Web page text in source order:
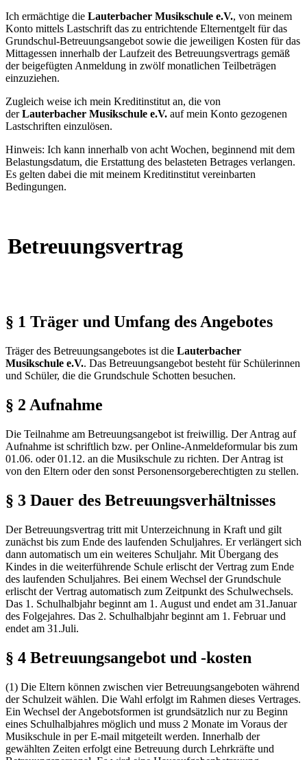
Ich ermächtige die Lauterbacher Musikschule e.V., von meinem
Konto mittels Lastschrift das zu entrichtende Elternentgelt für das
Grundschul-Betreuungsangebot sowie die jeweiligen Kosten für das
Mittagessen innerhalb der Laufzeit des Betreuungsvertrags gemäß
der beigefügten Anmeldung in zwölf monatlichen Teilbeträgen
einzuziehen.
Zugleich weise ich mein Kreditinstitut an, die von
derLauterbacher Musikschule e.V. auf mein Konto gezogenen
Lastschriften einzulösen.
Hinweis: Ich kann innerhalb von acht Wochen, beginnend mit dem
Belastungsdatum, die Erstattung des belasteten Betrages verlangen.
Es gelten dabei die mit meinem Kreditinstitut vereinbarten
Bedingungen.
Betreuungsvertrag
§ 1 Träger und Umfang des Angebotes
Träger des Betreuungsangebotes ist die Lauterbacher
Musikschule e.V.. Das Betreuungsangebot besteht für Schülerinnen
und Schüler, die die Grundschule Schotten besuchen.
§ 2 Aufnahme
Die Teilnahme am Betreuungsangebot ist freiwillig. Der Antrag auf
Aufnahme ist schriftlich bzw. per Online-Anmeldeformular bis zum
01.06. oder 01.12. an die Musikschule zu richten. Der Antrag ist
von den Eltern oder den sonst Personensorgeberechtigten zu stellen.
§ 3 Dauer des Betreuungsverhältnisses
Der Betreuungsvertrag tritt mit Unterzeichnung in Kraft und gilt
zunächst bis zum Ende des laufenden Schuljahres. Er verlängert sich
dann automatisch um ein weiteres Schuljahr. Mit Übergang des
Kindes in die weiterführende Schule erlischt der Vertrag zum Ende
des laufenden Schuljahres. Bei einem Wechsel der Grundschule
erlischt der Vertrag automatisch zum Zeitpunkt des Schulwechsels.
Das 1. Schulhalbjahr beginnt am 1. August und endet am 31.Januar
des Folgejahres. Das 2. Schulhalbjahr beginnt am 1. Februar und
endet am 31.Juli.
§ 4 Betreuungsangebot und -kosten
(1) Die Eltern können zwischen vier Betreuungsangeboten während
der Schulzeit wählen. Die Wahl erfolgt im Rahmen dieses Vertrages.
Ein Wechsel der Angebotsformen ist grundsätzlich nur zu Beginn
eines Schulhalbjahres möglich und muss 2 Monate im Voraus der
Musikschule in per E-mail mitgeteilt werden. Innerhalb der
gewählten Zeiten erfolgt eine Betreuung durch Lehrkräfte und